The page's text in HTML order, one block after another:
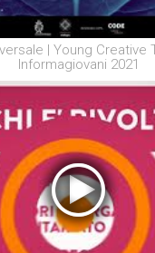
| Young Creative
Informagiovani 2021